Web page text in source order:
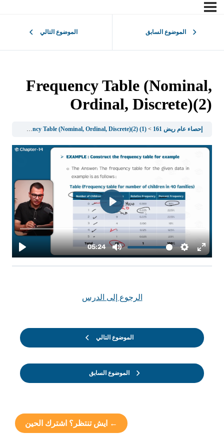
الموضوع السابق الموضوع التالي
Frequency Table (Nominal,
Ordinal, Discrete)(2)
إحصاء عام ريض 161 (1) Introduction to Statistics
Frequency Table (Nominal, Ordinal, Discrete)(2)
الموضوع السابق
الرجوع إلى الدرس
الموضوع التالي
← ايش تنتظر؟ اشترك الحين